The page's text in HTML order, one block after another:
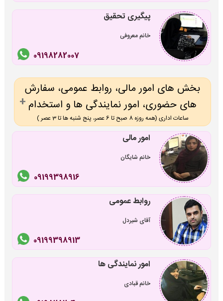
پیگیری تحقیق
خانم معروفی
09198282007
بخش های امور مالی، روابط عمومی، سفارش
های حضوری، امور نمایندگی ها و استخدام
ساعات اداری (همه روزه 8 صبح تا 6 عصر، پنج شنبه ها تا 3 عصر )
امور مالی
خانم شایگان
09199398916
روابط عمومی
آقای شیردل
09199398913
امور نمایندگی ها
خانم قبادی